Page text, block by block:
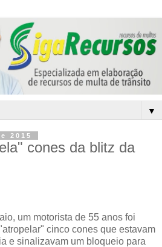
▼
2015
cones da blitz da
um motorista de 55 anos foi
cinco cones que estavam
e sinalizavam um bloqueio para